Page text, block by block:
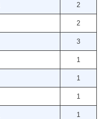
2
2
3
1
1
1
1